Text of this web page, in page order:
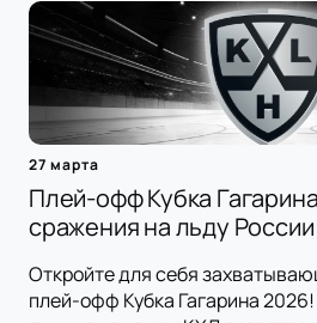
27 марта
Плей-офф Кубка
сражения на льду России
Откройте для себя
плей-офф Кубка Гагарина